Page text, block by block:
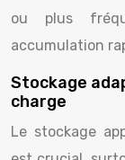
ou plus
accumulation
Stockage
charge
Le stockage